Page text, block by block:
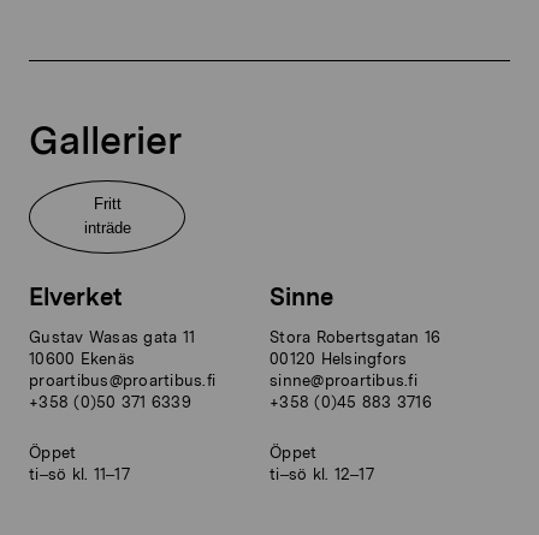
Gallerier
Fritt
inträde
Elverket
Gustav Wasas gata 11
10600 Ekenäs
proartibus@proartibus.fi
+358 (0)50 371 6339
Öppet
ti–sö kl. 11–17
Sinne
Stora Robertsgatan 16
00120 Helsingfors
sinne@proartibus.fi
+358 (0)45 883 3716
Öppet
ti–sö kl. 12–17